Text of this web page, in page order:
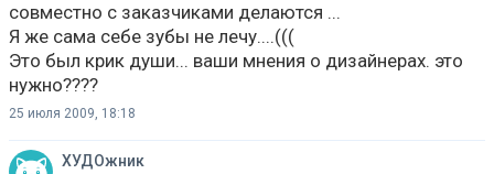
совместно с заказчиками делаются ...
Я же сама себе зубы не лечу....(((
Это был крик души... ваши мнения о дизайнерах. это
нужно????
25 июля 2009, 18:18
ХУДОжник